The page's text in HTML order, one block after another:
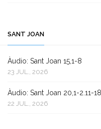
SANT JOAN
Àudio: Sant Joan 15,1-8
23 JUL., 2026
Àudio: Sant Joan 20,1-2.11-18
22 JUL., 2026